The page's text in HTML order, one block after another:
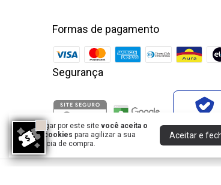
Ao navegar por este site você aceita o
uso de cookies para agilizar a sua
experiência de compra.
Aceitar e
Formas de pagamento
Segurança